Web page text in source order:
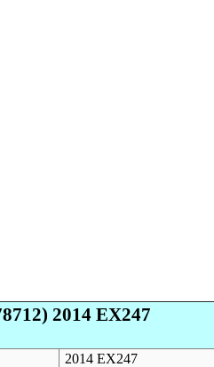
2014 EX247
2014 EX247